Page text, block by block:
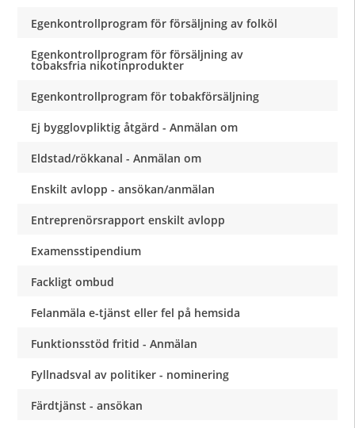
Egenkontrollprogram för försäljning av folköl
Egenkontrollprogram för försäljning av
tobaksfria nikotinprodukter
Egenkontrollprogram för tobakförsäljning
Ej bygglovpliktig åtgärd - Anmälan om
Eldstad/rökkanal - Anmälan om
Enskilt avlopp - ansökan/anmälan
Entreprenörsrapport enskilt avlopp
Examensstipendium
Fackligt ombud
Felanmäla e-tjänst eller fel på hemsida
Funktionsstöd fritid - Anmälan
Fyllnadsval av politiker - nominering
Färdtjänst - ansökan